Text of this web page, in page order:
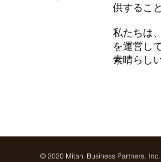
供するこ
私たちは
を運営し
素晴らし
© 2020 Mitani Business Partners. Inc.